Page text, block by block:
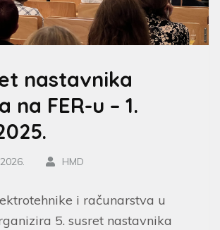
nastavnika
na FER-u – 1.
HMD
i računarstva u
5. susret nastavnika